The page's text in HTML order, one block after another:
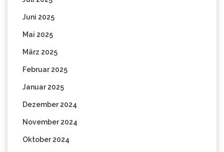
Juni 2025
Mai 2025
März 2025
Februar 2025
Januar 2025
Dezember 2024
November 2024
Oktober 2024